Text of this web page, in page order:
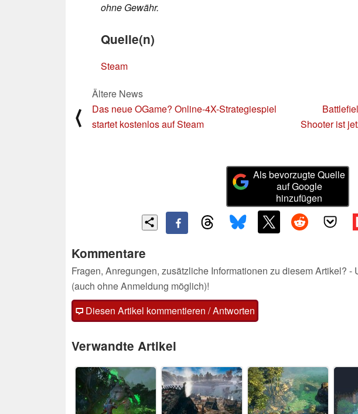
ohne Gewähr.
Quelle(n)
Steam
⟨
Ältere News
Das neue OGame? Online-4X-Strategiespiel
startet kostenlos auf Steam
Shooter ist
Als bevorzugte Quelle
auf Google
hinzufügen
Kommentare
Fragen, Anregungen, zusätzliche Informationen zu diesem Artikel?
(auch ohne Anmeldung möglich)!
Diesen Artikel kommentieren / Antworten
Verwandte Artikel